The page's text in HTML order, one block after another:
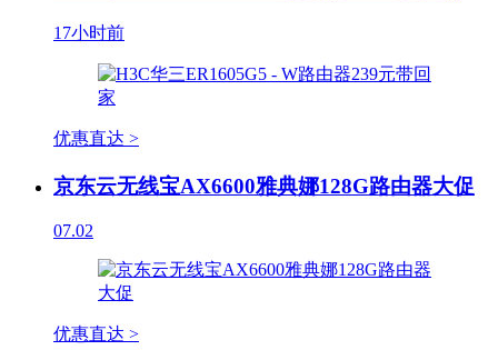
17小时前
优惠直达 >
京东云无线宝AX6600雅典娜128G路由器大促
07.02
优惠直达 >